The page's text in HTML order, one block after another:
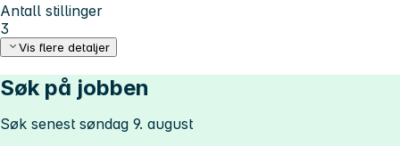
Antall stillinger
3
Vis flere detaljer
Søk på jobben
Søk senest søndag 9. august